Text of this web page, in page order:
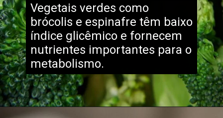
Vegetais verdes como
brócolis e espinafre têm baixo
índice glicêmico e fornecem
nutrientes importantes para o
metabolismo.